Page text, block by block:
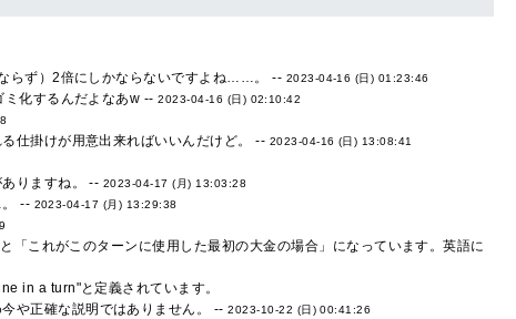
らず）2倍にしかならないですよね……。 -- 2023-04-16 (日) 01:23:46
ミ化するんだよなあw --2023-04-16 (日) 02:10:42
仕掛けが用意出来ればいいんだけど。 -- 2023-04-16 (日) 13:08:41
りますね。 -- 2023-04-17 (月) 13:03:28
-- 2023-04-17 (月) 13:29:38
これがこのターンに使用した最初の大金の場合」になっています。英語に
in a turn"と定義されています。
や正確な説明ではありません。 --2023-10-22 (日) 00:41:26